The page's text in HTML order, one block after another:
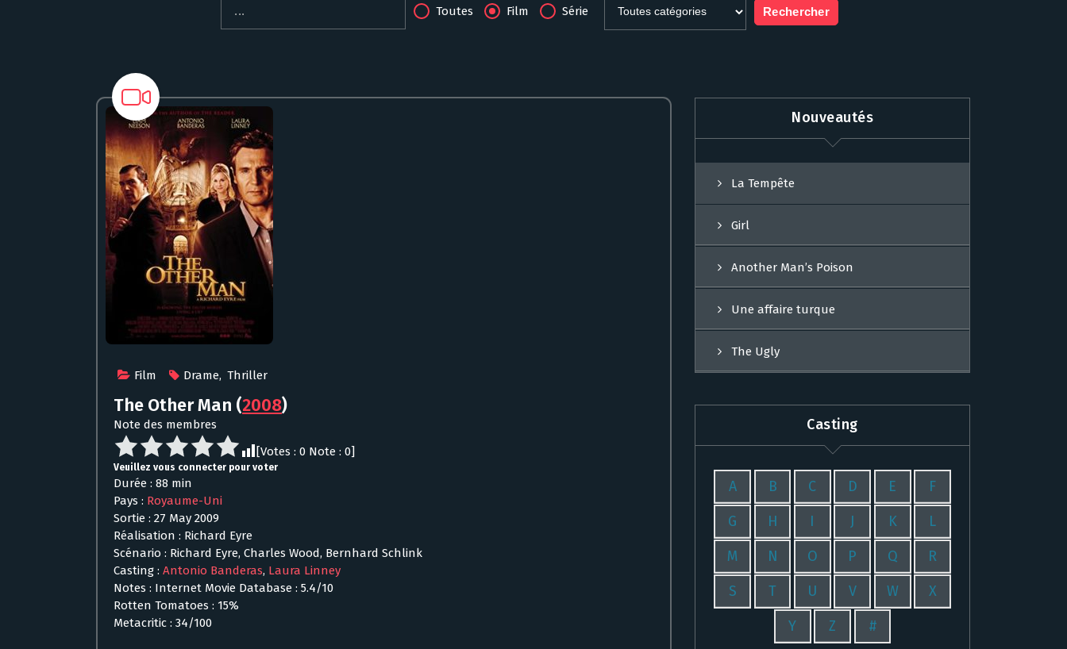
Toutes Film Série
Film Drame, Thriller
The Other Man (2008)
Note des membres
[Votes : 0 Note : 0]
Veuillez vous connecter pour voter
Durée : 88 min
Pays : Royaume-Uni
Sortie : 27 May 2009
Réalisation : Richard Eyre
Scénario : Richard Eyre, Charles Wood, Bernhard Schlink
Casting : Antonio Banderas, Laura Linney
Notes : Internet Movie Database : 5.4/10
Rotten Tomatoes : 15%
Metacritic : 34/100
Nouveautés
La Tempête
Girl
Another Man’s Poison
Une affaire turque
The Ugly
Casting
A B C D E F
G H I J K L
M N O P Q R
S T U V W X
Y Z #